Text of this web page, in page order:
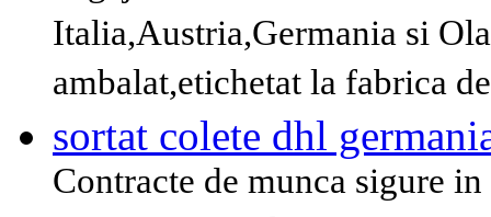
Italia,Austria,Germania si
ambalat,etichetat la fabrica
sortat colete dhl
Contracte de munca sigure